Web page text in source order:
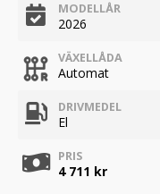
MODELLÅR
2026
VÄXELLÅDA
Automat
DRIVMEDEL
El
PRIS
4 711 kr